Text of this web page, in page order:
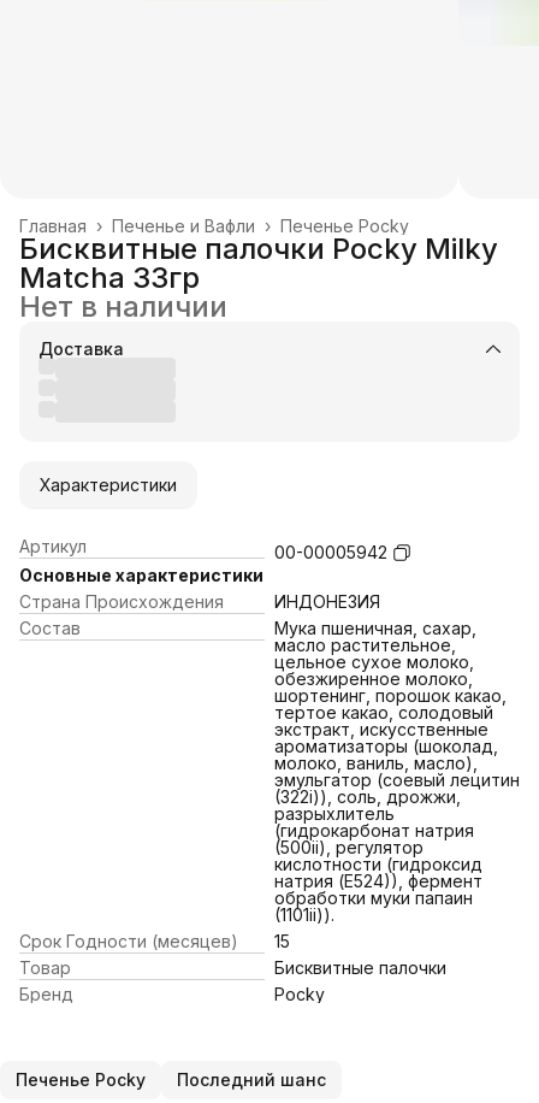
Печенье Pocky
Печенье и Вафли ›
Главная ›
Бисквитные палочки Pocky Milky
Matcha 33гр
Нет в наличии
Доставка
Характеристики
Артикул
00-00005942
Основные характеристики
Страна Происхождения
ИНДОНЕЗИЯ
Состав
Мука пшеничная, сахар,
масло растительное,
цельное сухое молоко,
обезжиренное молоко,
шортенинг, порошок какао,
тертое какао, солодовый
экстракт, искусственные
ароматизаторы (шоколад,
молоко, ваниль, масло),
эмульгатор (соевый лецитин
(322i)), соль, дрожжи,
разрыхлитель
(гидрокарбонат натрия
(500ii), регулятор
кислотности (гидроксид
натрия (Е524)), фермент
обработки муки папаин
(1101ii)).
Срок Годности (месяцев)
15
Товар
Бисквитные палочки
Бренд
Pocky
Печенье Pocky Последний шанс